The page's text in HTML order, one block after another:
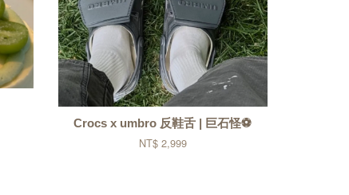
Crocs x umbro 反鞋舌 | 巨石怪⚽
NT$ 2,999